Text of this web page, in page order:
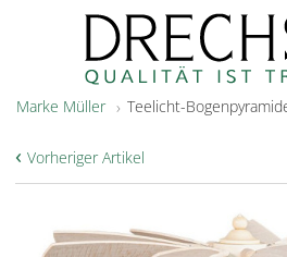
Marke Müller Teelicht-
‹ Vorheriger Artikel